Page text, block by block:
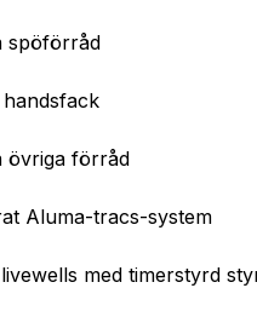
spöförråd
övriga förråd
Aluma-tracs-system
med timerstyrd